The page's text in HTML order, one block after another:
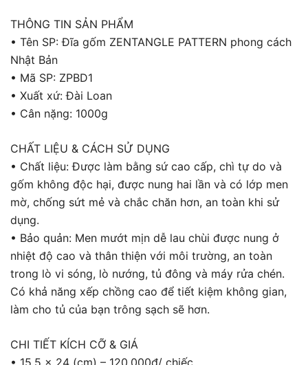
THÔNG TIN SẢN PHẨM
• Tên SP: Đĩa gốm ZENTANGLE PATTERN phong cách
Nhật Bản
• Mã SP: ZPBD1
• Xuất xứ: Đài Loan
• Cân nặng: 1000g
CHẤT LIỆU & CÁCH SỬ DỤNG
• Chất liệu: Được làm bằng sứ cao cấp, chì tự do và
gốm không độc hại, được nung hai lần và có lớp men
mờ, chống sứt mẻ và chắc chăn hơn, an toàn khi sử
dụng.
• Bảo quản: Men mướt mịn dễ lau chùi được nung ở
nhiệt độ cao và thân thiện với môi trường, an toàn
trong lò vi sóng, lò nướng, tủ đông và máy rửa chén.
Có khả năng xếp chồng cao để tiết kiệm không gian,
làm cho tủ của bạn trông sạch sẽ hơn.
CHI TIẾT KÍCH CỠ & GIÁ
• 15.5 x 24 (cm) – 120.000đ/ chiếc